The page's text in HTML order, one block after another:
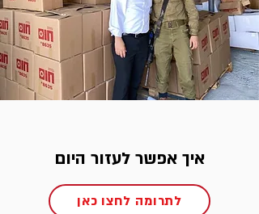
איך אפשר לעזור היום
לתרומה לחצו כאן